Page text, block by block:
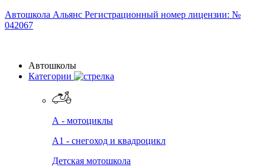
Автошкола Альянс Регистрационный номер лицензии: №
042067
Автошколы
Категории
А - мотоциклы
A1 - снегоход и квадроцикл
Детская мотошкола